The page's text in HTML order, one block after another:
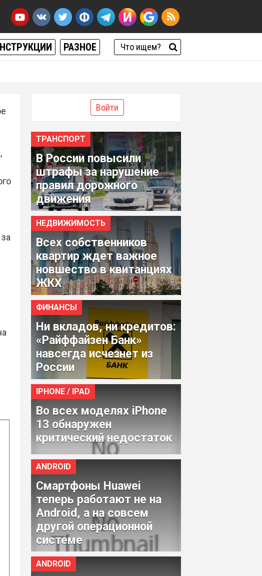
РАЗНОЕ
Войти
ТРАНСПОРТ
В России повысили
штрафы за нарушение
правил дорожного
движения
НЕДВИЖИМОСТЬ
Всех собственников
квартир ждет важное
новшество в квитанциях
ЖКХ
ФИНАНСЫ
Ни вкладов, ни кредитов:
«Райффайзен Банк»
навсегда исчезнет из
России
IPHONE / IPAD
Во всех моделях iPhone
13 обнаружен
критический недостаток
ANDROID
Смартфоны Huawei
теперь работают не на
Android, а на совсем
другой операционной
системе
ANDROID